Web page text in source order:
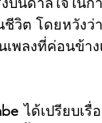
ชีวิต โดยหวัง
เพลงที่ค่อนข้า
ได้เปรียบเรื่